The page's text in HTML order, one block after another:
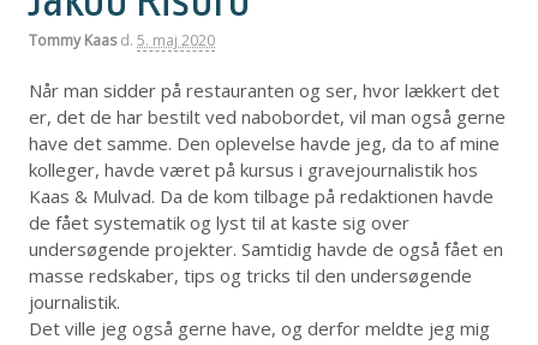
Tommy Kaas d.5. maj 2020
Når man sidder på restauranten og ser, hvor lækkert det
er, det de har bestilt ved nabobordet, vil man også gerne
have det samme. Den oplevelse havde jeg, da to af mine
kolleger, havde været på kursus i gravejournalistik hos
Kaas & Mulvad. Da de kom tilbage på redaktionen havde
de fået systematik og lyst til at kaste sig over
undersøgende projekter. Samtidig havde de også fået en
masse redskaber, tips og tricks til den undersøgende
journalistik.
Det ville jeg også gerne have, og derfor meldte jeg mig